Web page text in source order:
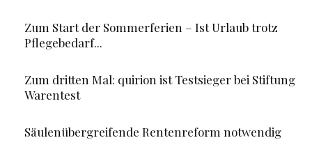
Zum Start der Sommerferien – Ist Urlaub trotz
Pflegebedarf...
Zum dritten Mal: quirion ist Testsieger bei Stiftung
Warentest
Säulenübergreifende Rentenreform notwendig